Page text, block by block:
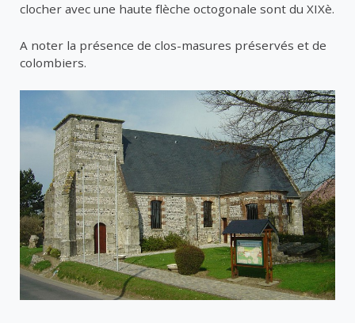
clocher avec une haute flèche octogonale sont du XIXè.
A noter la présence de clos-masures préservés et de
colombiers.